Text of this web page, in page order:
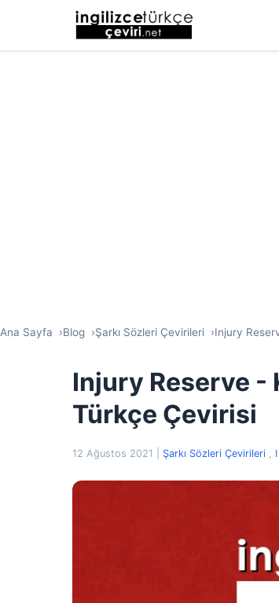
Ana Sayfa Blog Şarkı Sözleri Çevirileri Injury
Injury Reserve -
Türkçe Çevirisi
12 Ağustos 2021 Şarkı Sözleri Çevirileri , I